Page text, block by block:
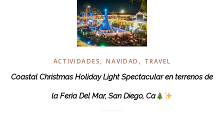
ACTIVIDADES,NAVIDAD , TRAVEL
Coastal Christmas Holiday Light Spectacular en terrenos de
la Feria Del Mar, San Diego, Ca